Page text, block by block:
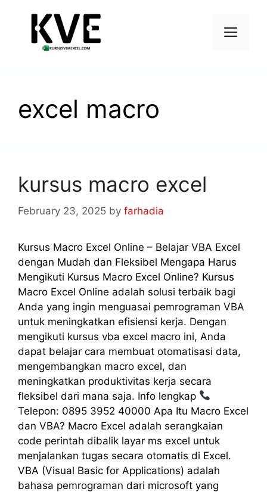
excel macro
kursus macro excel
February 23, 2025 by farhadia
Kursus Macro Excel Online – Belajar VBA Excel
dengan Mudah dan Fleksibel Mengapa Harus
Mengikuti Kursus Macro Excel Online? Kursus
Macro Excel Online adalah solusi terbaik bagi
Anda yang ingin menguasai pemrograman VBA
untuk meningkatkan efisiensi kerja. Dengan
mengikuti kursus vba excel macro ini, Anda
dapat belajar cara membuat otomatisasi data,
mengembangkan macro excel, dan
meningkatkan produktivitas kerja secara
fleksibel dari mana saja. Info lengkap
Telepon: 0895 3952 40000 Apa Itu Macro Excel
dan VBA? Macro Excel adalah serangkaian
code perintah dibalik layar ms excel untuk
menjalankan tugas secara otomatis di Excel.
VBA (Visual Basic for Applications) adalah
bahasa pemrograman dari microsoft yang